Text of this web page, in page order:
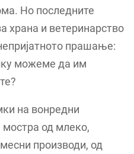
Но последните
храна и ветеринарство
прашање:
можеме да им
на вонредни
од млеко,
производи, од